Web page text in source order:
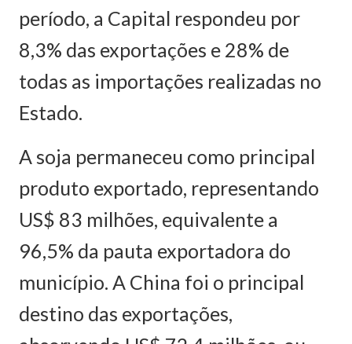
período, a Capital respondeu por
8,3% das exportações e 28% de
todas as importações realizadas no
Estado.
A soja permaneceu como principal
produto exportado, representando
US$ 83 milhões, equivalente a
96,5% da pauta exportadora do
município. A China foi o principal
destino das exportações,